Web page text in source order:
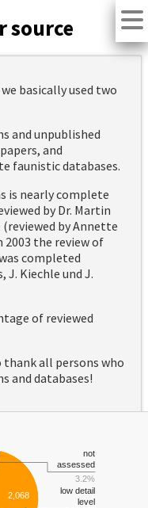
source
basically used two
and unpublished
and
faunistic databases.
is nearly complete
by Dr. Martin
by Annette
2003 the review of
completed
J. Kiechle und J.
of reviewed
all persons who
and databases!
2,068
not
assessed
3.2%
low detail
level